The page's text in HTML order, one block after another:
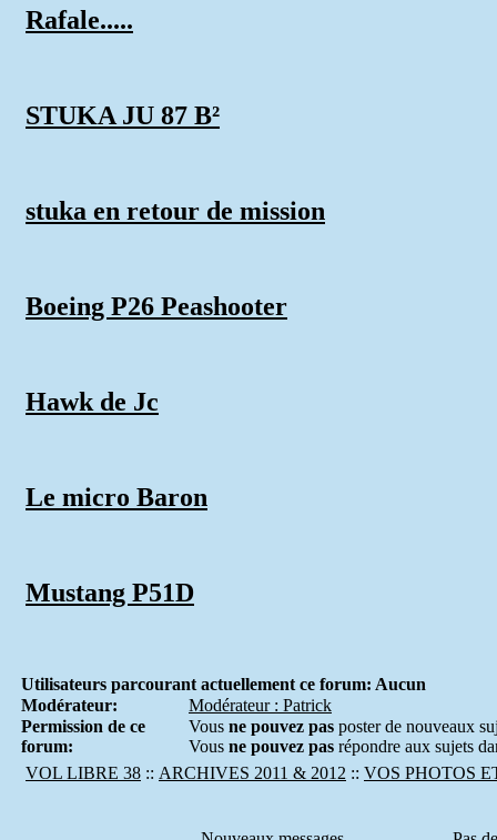
Rafale.....
STUKA JU 87 B²
stuka en retour de mission
Boeing P26 Peashooter
Hawk de Jc
Le micro Baron
Mustang P51D
Utilisateurs parcourant actuellement ce forum: Aucun
Modérateur:
Modérateur : Patrick
Permission de ce
forum:
Vous ne pouvez pas poster de nouveaux
Vous ne pouvez pas répondre aux sujets
VOL LIBRE 38 :: ARCHIVES 2011 & 2012 :: VOS PHOTOS